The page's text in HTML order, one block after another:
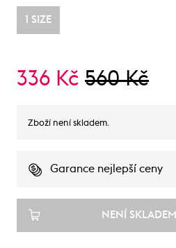
1 SIZE
336 Kč 560 Kč
Zboží není skladem.
Garance nejlepší ceny
NENÍ SKLADEM